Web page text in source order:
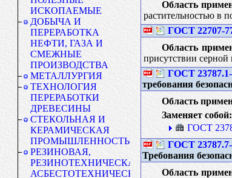
ИСКОПАЕМЫЕ
ДОБЫЧА И
ПЕРЕРАБОТКА
НЕФТИ, ГАЗА И
СМЕЖНЫЕ
ПРОИЗВОДСТВА
МЕТАЛЛУРГИЯ
ТЕХНОЛОГИЯ
ПЕРЕРАБОТКИ
ДРЕВЕСИНЫ
СТЕКОЛЬНАЯ И
КЕРАМИЧЕСКАЯ
ПРОМЫШЛЕННОСТЬ
РЕЗИНОВАЯ,
РЕЗИНОТЕХНИЧЕСКАЯ,
АСБЕСТОТЕХНИЧЕСКАЯ
Область
растительностью в
ГОСТ 22707-
Область
присутствии
ГОСТ
требования
Область
Заменяет собой:
ГОСТ
ГОСТ
Требования
Область